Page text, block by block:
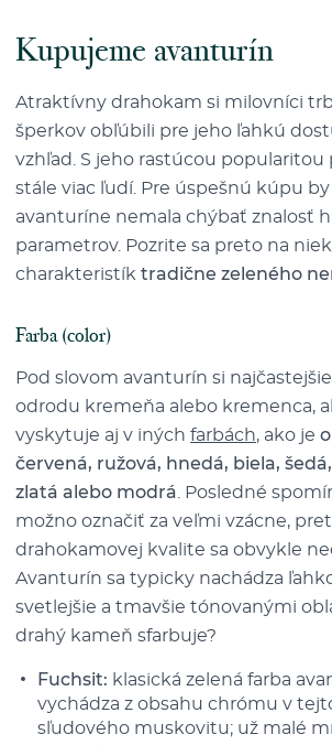
Kupujeme avanturín
Atraktívny drahokam si milovníci
šperkov obľúbili pre jeho ľahkú
vzhľad. S jeho rastúcou popularitou
stále viac ľudí. Pre úspešnú kúpu
avanturíne nemala chýbať znalosť
parametrov. Pozrite sa preto na
charakteristík tradične zeleného
Farba (color)
Pod slovom avanturín si
odrodu kremeňa alebo kremenca,
vyskytuje aj v iných farbách, ako je
červená, ružová, hnedá, biela,
zlatá alebo modrá . Posledné
možno označiť za veľmi vzácne,
drahokamovej kvalite sa obvykle
Avanturín sa typicky nachádza
svetlejšie a tmavšie tónovanými
drahý kameň sfarbuje?
Fuchsit: klasická zelená farba
vychádza z obsahu chrómu v
sľudového muskovitu; už malé